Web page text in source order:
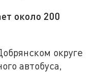
около 200
округе
автобуса,